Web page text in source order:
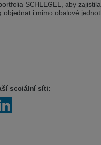
SCHLEGEL, aby
i mimo obalové
sociální síti: